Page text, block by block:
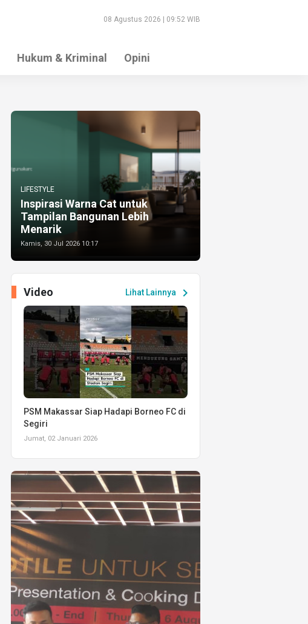
08 Agustus 2026 | 09:52 WIB
Hukum & Kriminal Opini
LIFESTYLE
Inspirasi Warna Cat untuk
Tampilan Bangunan Lebih
Menarik
Kamis, 30 Jul 2026 10:17
Lihat Lainnya chevron_right
Video
PSM Makassar Siap Hadapi Borneo FC di
Segiri
Jumat, 02 Januari 2026